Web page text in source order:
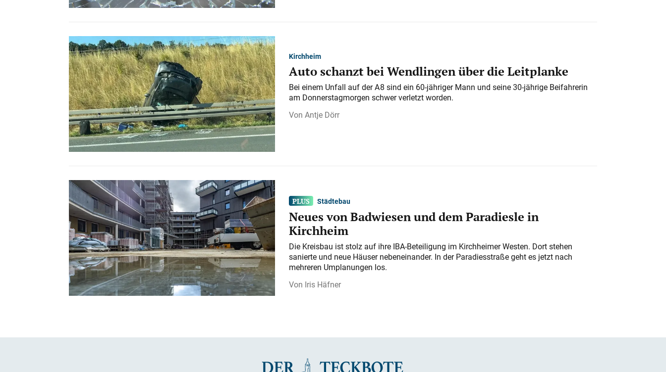
Kirchheim
Auto schanzt bei Wendlingen über die Leitplanke
Bei einem Unfall auf der A 8 sind ein 60-jähriger Mann und seine 30-jährige Beifahrerin
am Donnerstagmorgen schwer verletzt worden.
Antje Dörr
Städtebau
Neues von Badwiesen und dem Paradiesle in
Kirchheim
Die Kreisbau ist stolz auf ihre IBA-Beteiligung im Kirchheimer Westen. Dort stehen
sanierte und neue Häuser nebeneinander. In der Paradiesstraße geht es jetzt nach
mehreren Umplanungen los.
Iris Häfner